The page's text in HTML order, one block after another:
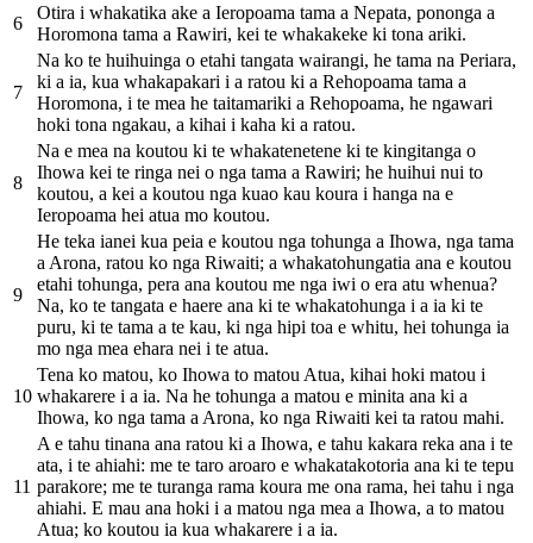
6
Otira i whakatika ake a Ieropoama tama a Nepata, pononga a
Horomona tama a Rawiri, kei te whakakeke ki tona ariki.
7
Na ko te huihuinga o etahi tangata wairangi, he tama na Periara,
ki a ia, kua whakapakari i a ratou ki a Rehopoama tama a
Horomona, i te mea he taitamariki a Rehopoama, he ngawari
hoki tona ngakau, a kihai i kaha ki a ratou.
8
Na e mea na koutou ki te whakatenetene ki te kingitanga o
Ihowa kei te ringa nei o nga tama a Rawiri; he huihui nui to
koutou, a kei a koutou nga kuao kau koura i hanga na e
Ieropoama hei atua mo koutou.
9
He teka ianei kua peia e koutou nga tohunga a Ihowa, nga tama
a Arona, ratou ko nga Riwaiti; a whakatohungatia ana e koutou
etahi tohunga, pera ana koutou me nga iwi o era atu whenua?
Na, ko te tangata e haere ana ki te whakatohunga i a ia ki te
puru, ki te tama a te kau, ki nga hipi toa e whitu, hei tohunga ia
mo nga mea ehara nei i te atua.
10
Tena ko matou, ko Ihowa to matou Atua, kihai hoki matou i
whakarere i a ia. Na he tohunga a matou e minita ana ki a
Ihowa, ko nga tama a Arona, ko nga Riwaiti kei ta ratou mahi.
11
A e tahu tinana ana ratou ki a Ihowa, e tahu kakara reka ana i te
ata, i te ahiahi: me te taro aroaro e whakatakotoria ana ki te tepu
parakore; me te turanga rama koura me ona rama, hei tahu i nga
ahiahi. E mau ana hoki i a matou nga mea a Ihowa, a to matou
Atua; ko koutou ia kua whakarere i a ia.